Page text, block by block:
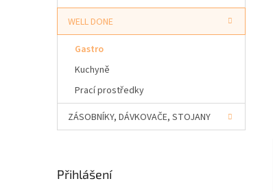
WELL DONE
Gastro
Kuchyně
Prací prostředky
ZÁSOBNÍKY, DÁVKOVAČE, STOJANY
Přihlášení